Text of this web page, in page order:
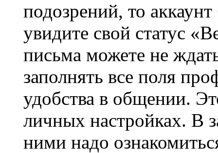
подозрений, то
увидите свой статус
письма можете не
заполнять все поля
удобства в общении.
личных настройках. В
ними надо